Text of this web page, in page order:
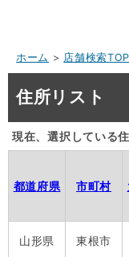
ホーム > 店舗検索TOP
住所リスト
現在、選択している
都道府県 市町村
山形県 東根市